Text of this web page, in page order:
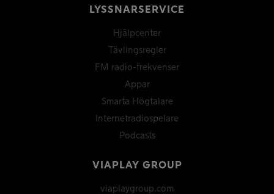
LYSSNARSERVICE
Hjälpcenter
Tävlingsregler
FM radio-frekvenser
Appar
Smarta Högtalare
Internetradiospelare
Podcasts
VIAPLAY GROUP
viaplaygroup.com